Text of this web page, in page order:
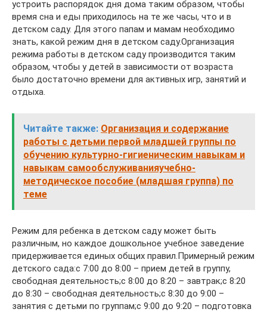
устроить распорядок дня дома таким образом, чтобы
время сна и еды приходилось на те же часы, что и в
детском саду. Для этого папам и мамам необходимо
знать, какой режим дня в детском саду.Организация
режима работы в детском саду производится таким
образом, чтобы у детей в зависимости от возраста
было достаточно времени для активных игр, занятий и
отдыха.
Читайте также: Организация и содержание
работы с детьми первой младшей группы по
обучению культурно-гигиеническим навыкам и
навыкам самообслуживанияучебно-
методическое пособие (младшая группа) по
теме
Режим для ребенка в детском саду может быть
различным, но каждое дошкольное учебное заведение
придерживается единых общих правил.Примерный режим
детского сада:с 7:00 до 8:00 – прием детей в группу,
свободная деятельность;с 8:00 до 8:20 – завтрак;с 8:20
до 8:30 – свободная деятельность;с 8:30 до 9:00 –
занятия с детьми по группам;с 9:00 до 9:20 – подготовка